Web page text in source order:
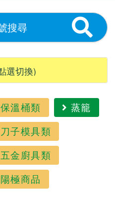
保溫桶類
蒸籠
刀子模具類
五金廚具類
陽極商品